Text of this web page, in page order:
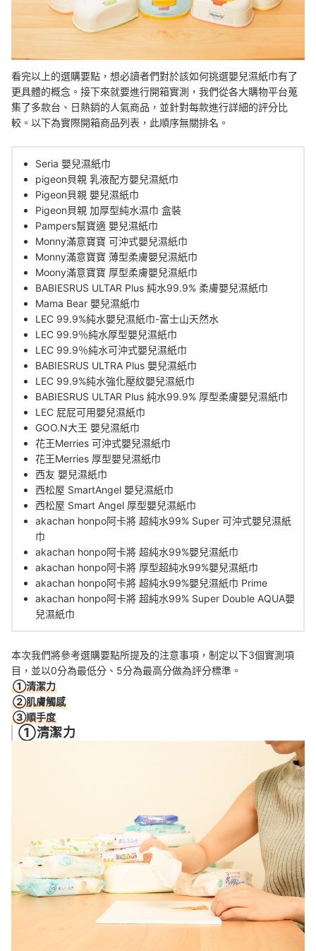
看完以上的選購要點，想必讀者們對於該如何挑選嬰兒濕紙巾有了
更具體的概念。接下來就要進行開箱實測，我們從各大購物平台蒐
集了多款台、日熱銷的人氣商品，並針對每款進行詳細的評分比
較。以下為實際開箱商品列表，此順序無關排名。
Seria 嬰兒濕紙巾
pigeon貝親 乳液配方嬰兒濕紙巾
Pigeon貝親 嬰兒濕紙巾
Pigeon貝親 加厚型純水濕巾 盒裝
Pampers幫寶適 嬰兒濕紙巾
Monny滿意寶寶 可沖式嬰兒濕紙巾
Monny滿意寶寶 薄型柔膚嬰兒濕紙巾
Moony滿意寶寶 厚型柔膚嬰兒濕紙巾
BABIESRUS ULTAR Plus 純水99.9% 柔膚嬰兒濕紙巾
Mama Bear 嬰兒濕紙巾
LEC 99.9%純水嬰兒濕紙巾-富士山天然水
LEC 99.9％純水厚型嬰兒濕紙巾
LEC 99.9％純水可沖式嬰兒濕紙巾
BABIESRUS ULTRA Plus 嬰兒濕紙巾
LEC 99.9%純水強化壓紋嬰兒濕紙巾
BABIESRUS ULTAR Plus 純水99.9% 厚型柔膚嬰兒濕紙巾
LEC 屁屁可用嬰兒濕紙巾
GOO.N大王 嬰兒濕紙巾
花王Merries 可沖式嬰兒濕紙巾
花王Merries 厚型嬰兒濕紙巾
西友 嬰兒濕紙巾
西松屋 SmartAngel 嬰兒濕紙巾
西松屋 Smart Angel 厚型嬰兒濕紙巾
akachan honpo阿卡將 超純水99% Super 可沖式嬰兒濕紙
巾
akachan honpo阿卡將 超純水99%嬰兒濕紙巾
akachan honpo阿卡將 厚型超純水99%嬰兒濕紙巾
akachan honpo阿卡將 超純水99%嬰兒濕紙巾 Prime
akachan honpo阿卡將 超純水99% Super Double AQUA嬰
兒濕紙巾
本次我們將參考選購要點所提及的注意事項，制定以下3個實測項
目，並以0分為最低分、5分為最高分做為評分標準。
①清潔力
②肌膚觸感
③順手度
①清潔力